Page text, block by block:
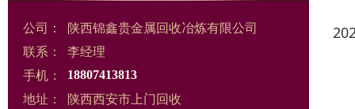
公司：
陕西锦鑫贵金属回收冶炼有限公司
联系：
李经理
手机：
18807413813
地址：
陕西西安市上门回收